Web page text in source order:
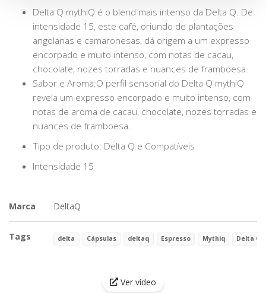
Delta Q mythiQ é o blend mais intenso da Delta Q. De
intensidade 15, este café, oriundo de plantações
angolanas e camaronesas, dá origem a um expresso
encorpado e muito intenso, com notas de cacau,
chocolate, nozes torradas e nuances de framboesa.
Sabor e Aroma:O perfil sensorial do Delta Q mythiQ
revela um expresso encorpado e muito intenso, com
notas de aroma de cacau, chocolate, nozes torradas e
nuances de framboesa.
Tipo de produto: Delta Q e Compatíveis
Intensidade 15
Marca DeltaQ
Tags delta Cápsulas deltaq Espresso Mythiq Delta Q
Ver vídeo